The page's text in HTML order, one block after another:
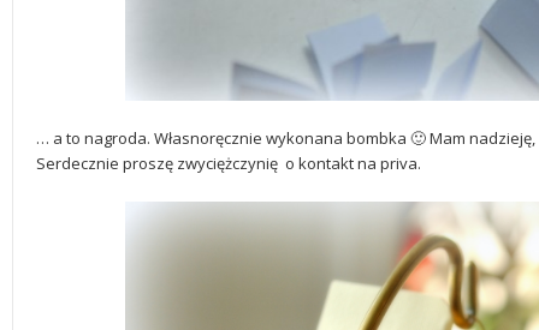
… a to nagroda. Własnoręcznie wykonana bombka 🙂 Mam
Serdecznie proszę zwyciężczynię o kontakt na priva.